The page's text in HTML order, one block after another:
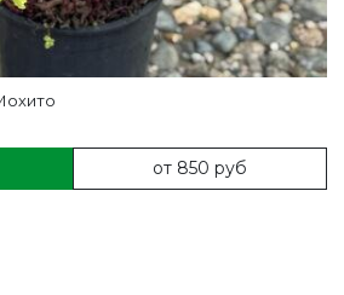
от 850 руб